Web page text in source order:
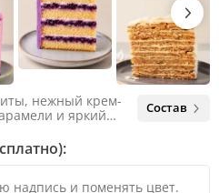
нежный крем-
и яркий
карамели, не
Состав